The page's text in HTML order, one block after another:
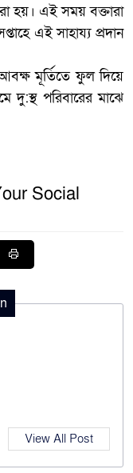
হয়। এই সময় বক্তারা
এই সাহায্য প্রদান
মূর্তিতে ফুল দিয়ে
দু:স্থ পরিবারের মাঝে
Social
View All Post